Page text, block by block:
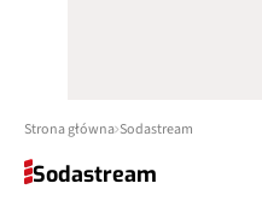
Strona główna Sodastream
Sodastream